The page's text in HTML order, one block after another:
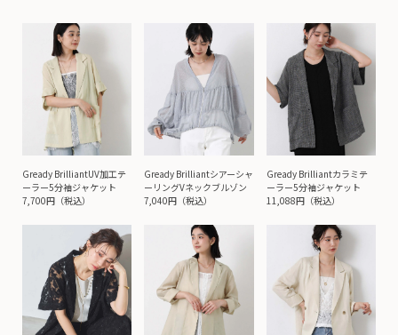
Gready BrilliantUV加工テ
ーラー5分袖ジャケット
7,700円（税込）
Gready Brilliantシアーシャ
ーリングVネックブルゾン
7,040円（税込）
Gready Brilliantカラミテ
ーラー5分袖ジャケット
11,088円（税込）